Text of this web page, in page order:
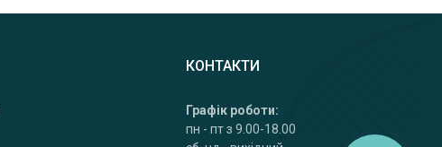
КОНТАКТИ
Графік роботи:
пн - пт з 9.00-18.00